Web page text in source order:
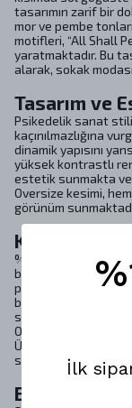
tasarımın zarif bir
mor ve pembe
motifleri, “All Shall
yaratmaktadır. Bu
alarak, sokak
Tasarım ve
Psikedelik sanat
kaçınılmazlığına
dinamik yapısını
yüksek kontrastlı
estetik sunmakta ve
Oversize kesimi,
görünüm
Konfor ve
%100 pamuklu
bir kullanım
penye kumaş,
bir giyim imkanı
sağlığına zararlı
OEKO-TEX®
Üretimde kullanılan
sağlığına zarar
Bakım ve
İlk